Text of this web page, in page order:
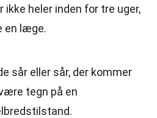
ikke heler inden for tre uger,
en læge.
sår eller sår, der kommer
tegn på en